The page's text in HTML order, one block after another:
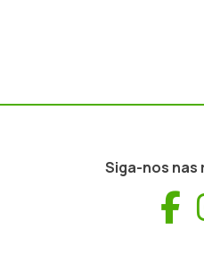
Siga-nos nas